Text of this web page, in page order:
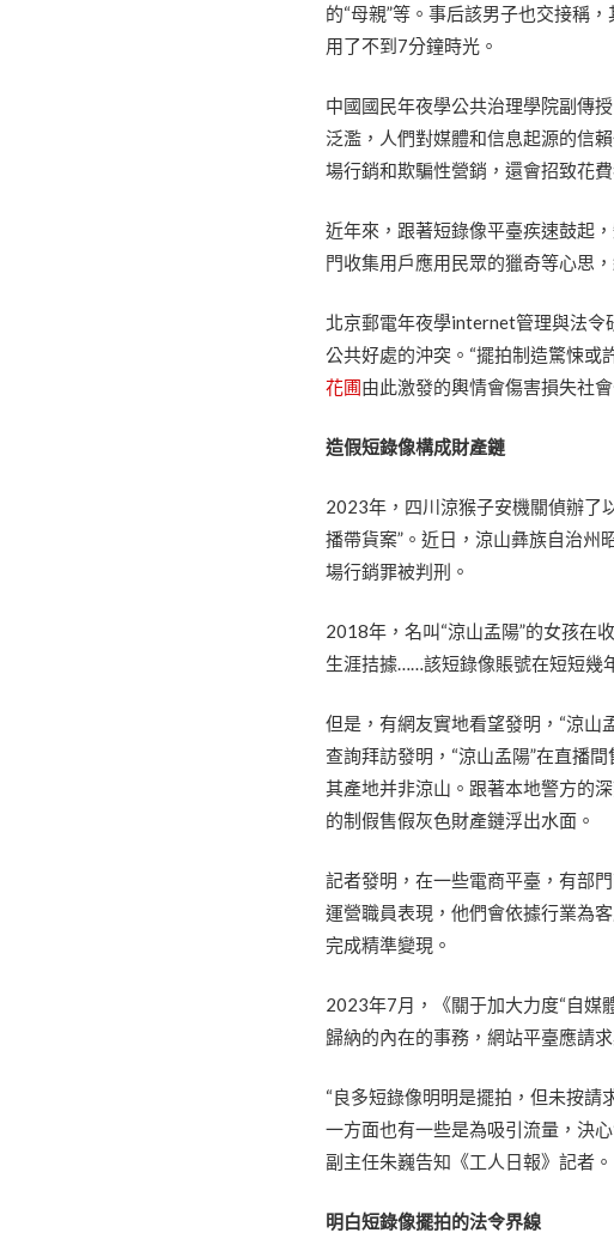
的“母親”等。事后該男子也交接稱
用了不到7分鐘時光。
中國國民年夜學公共治理學院副傳
泛濫，人們對媒體和信息起源的信
場行銷和欺騙性營銷，還會招致花
近年來，跟著短錄像平臺疾速鼓起
門收集用戶應用民眾的獵奇等心思
北京郵電年夜學internet管理與法令
公共好處的沖突。“擺拍制造驚悚或
花圃由此激發的輿情會傷害損失社
造假短錄像構成財產鏈
2023年，四川涼猴子安機關偵辦了
播帶貨案”。近日，涼山彝族自治州
場行銷罪被判刑。
2018年，名叫“涼山孟陽”的女孩在
生涯拮據……該短錄像賬號在短短幾
但是，有網友實地看望發明，“涼山
查詢拜訪發明，“涼山孟陽”在直播
其產地并非涼山。跟著本地警方的
的制假售假灰色財產鏈浮出水面。
記者發明，在一些電商平臺，有部
運營職員表現，他們會依據行業為
完成精準變現。
2023年7月，《關于加大力度“自媒
歸納的內在的事務，網站平臺應請
“良多短錄像明明是擺拍，但未按
一方面也有一些是為吸引流量，決
副主任朱巍告知《工人日報》記者。
明白短錄像擺拍的法令界線